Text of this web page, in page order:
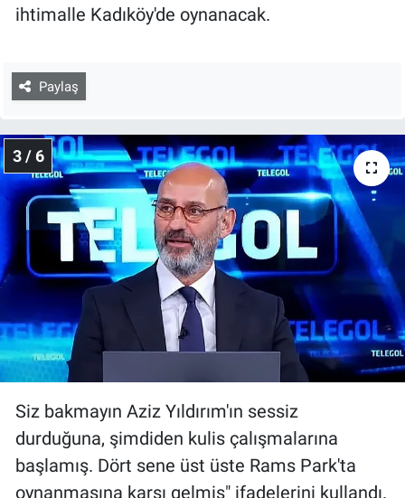
ihtimalle Kadıköy'de oynanacak.
Paylaş
3 / 6
Siz bakmayın Aziz Yıldırım'ın sessiz
durduğuna, şimdiden kulis çalışmalarına
başlamış. Dört sene üst üste Rams Park'ta
oynanmasına karşı gelmiş" ifadelerini kullandı.